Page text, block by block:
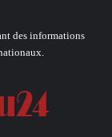
des informations